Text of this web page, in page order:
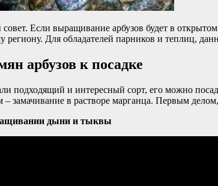
Если выращивание арбузов будет в
региону. Для обладателей парников и теплиц,
арбузов к посадке
подходящий и интересный сорт, его можно
замачивание в растворе марганца. Первым
дыни и тыквы